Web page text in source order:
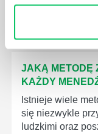
JAKĄ METODĘ
KAŻDY
Istnieje wiele
się niezwykle
ludzkimi oraz